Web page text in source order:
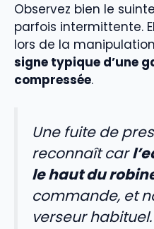
Observez bien le
parfois intermittente.
lors de la
signe typique d’une
compressée.
Une fuite de
reconnaît car
le haut du
commande, et
verseur habituel.